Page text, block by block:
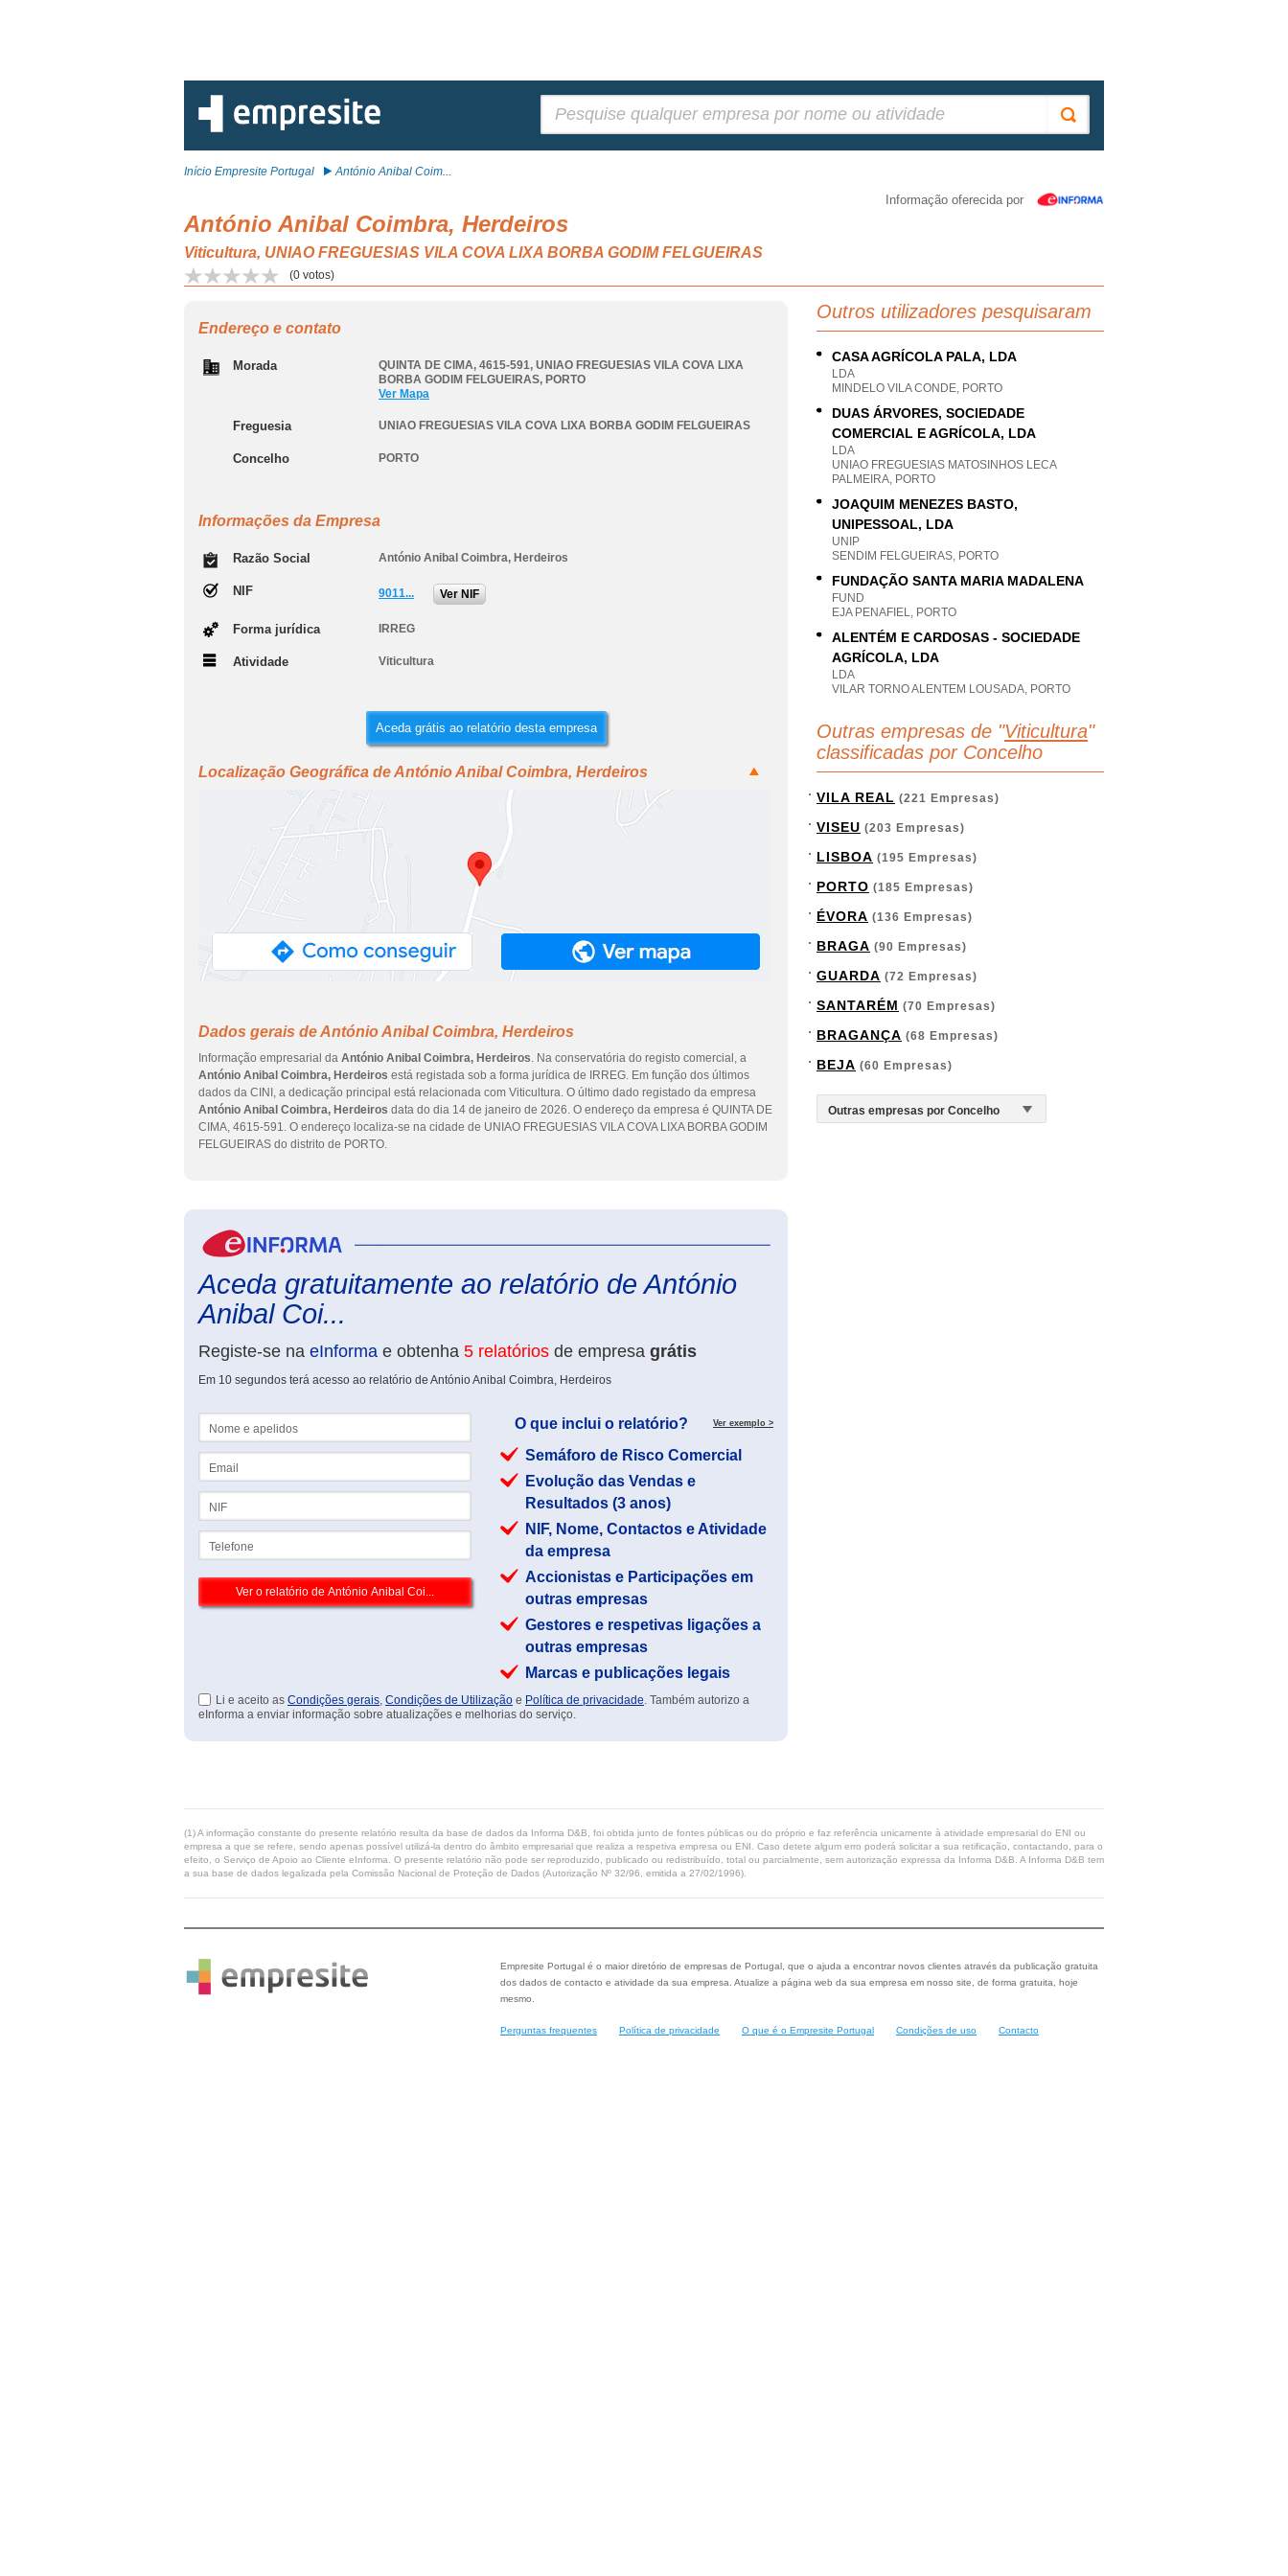
Início Empresite Portugal António Anibal Coim...
Informação oferecida por
António Anibal Coimbra, Herdeiros
Viticultura, UNIAO FREGUESIAS VILA COVA LIXA BORBA GODIM FELGUEIRAS
(0 votos)
Endereço e contato
Morada QUINTA DE CIMA, 4615-591, UNIAO FREGUESIAS VILA COVA LIXA
BORBA GODIM FELGUEIRAS, PORTO
Ver Mapa
Freguesia UNIAO FREGUESIAS VILA COVA LIXA BORBA GODIM FELGUEIRAS
Concelho PORTO
Informações da Empresa
Razão Social António Anibal Coimbra, Herdeiros
NIF 9011... Ver NIF
Forma jurídica IRREG
Atividade Viticultura
Aceda grátis ao relatório desta empresa
Localização Geográfica de António Anibal Coimbra, Herdeiros
Dados gerais de António Anibal Coimbra, Herdeiros
Informação empresarial da António Anibal Coimbra, Herdeiros. Na conservatória do registo comercial, a
António Anibal Coimbra, Herdeiros está registada sob a forma jurídica de IRREG. Em função dos últimos
dados da CINI, a dedicação principal está relacionada com Viticultura. O último dado registado da empresa
António Anibal Coimbra, Herdeiros data do dia 14 de janeiro de 2026. O endereço da empresa é QUINTA DE
CIMA, 4615-591. O endereço localiza-se na cidade de UNIAO FREGUESIAS VILA COVA LIXA BORBA GODIM
FELGUEIRAS do distrito de PORTO.
Aceda gratuitamente ao relatório de António
Anibal Coi...
Registe-se na eInforma e obtenha 5 relatórios de empresa grátis
Em 10 segundos terá acesso ao relatório de António Anibal Coimbra, Herdeiros
O que inclui o relatório? Ver exemplo >
Semáforo de Risco Comercial
Evolução das Vendas e
Resultados (3 anos)
NIF, Nome, Contactos e Atividade
da empresa
Accionistas e Participações em
outras empresas
Gestores e respetivas ligações a
outras empresas
Marcas e publicações legais
Li e aceito as Condições gerais, Condições de Utilização e Política de privacidade. Também autorizo a
eInforma a enviar informação sobre atualizações e melhorias do serviço.
Outros utilizadores pesquisaram
CASA AGRÍCOLA PALA, LDA
LDA
MINDELO VILA CONDE, PORTO
DUAS ÁRVORES, SOCIEDADE
COMERCIAL E AGRÍCOLA, LDA
LDA
UNIAO FREGUESIAS MATOSINHOS LECA
PALMEIRA, PORTO
JOAQUIM MENEZES BASTO,
UNIPESSOAL, LDA
UNIP
SENDIM FELGUEIRAS, PORTO
FUNDAÇÃO SANTA MARIA MADALENA
FUND
EJA PENAFIEL, PORTO
ALENTÉM E CARDOSAS - SOCIEDADE
AGRÍCOLA, LDA
LDA
VILAR TORNO ALENTEM LOUSADA, PORTO
Outras empresas de "Viticultura"
classificadas por Concelho
VILA REAL (221 Empresas)
VISEU (203 Empresas)
LISBOA (195 Empresas)
PORTO (185 Empresas)
ÉVORA (136 Empresas)
BRAGA (90 Empresas)
GUARDA (72 Empresas)
SANTARÉM (70 Empresas)
BRAGANÇA (68 Empresas)
BEJA (60 Empresas)
(1) A informação constante do presente relatório resulta da base de dados da Informa D&B, foi obtida junto de fontes públicas ou do próprio e faz referência unicamente à atividade empresarial do ENI ou
empresa a que se refere, sendo apenas possível utilizá-la dentro do âmbito empresarial que realiza a respetiva empresa ou ENI. Caso detete algum erro poderá solicitar a sua retificação, contactando, para o
efeito, o Serviço de Apoio ao Cliente eInforma. O presente relatório não pode ser reproduzido, publicado ou redistribuído, total ou parcialmente, sem autorização expressa da Informa D&B. A Informa D&B tem
a sua base de dados legalizada pela Comissão Nacional de Proteção de Dados (Autorização Nº 32/96, emitida a 27/02/1996).
Empresite Portugal é o maior diretório de empresas de Portugal, que o ajuda a encontrar novos clientes através da publicação gratuita
dos dados de contacto e atividade da sua empresa. Atualize a página web da sua empresa em nosso site, de forma gratuita, hoje
mesmo.
Perguntas frequentes Política de privacidade O que é o Empresite Portugal Condições de uso Contacto